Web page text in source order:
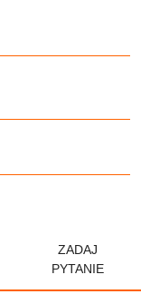
ZADAJ
PYTANIE